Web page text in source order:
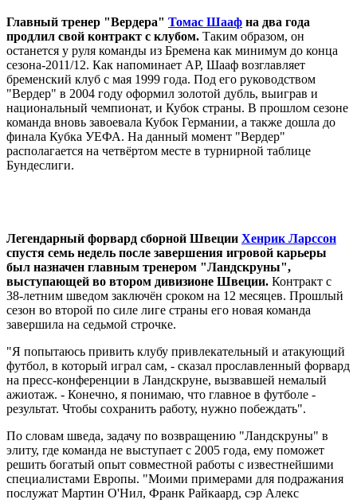
Главный тренер "Вердера" Томас Шааф на два года
продлил свой контракт с клубом. Таким образом, он
останется у руля команды из Бремена как минимум до конца
сезона-2011/12. Как напоминает АР, Шааф возглавляет
бременский клуб с мая 1999 года. Под его руководством
"Вердер" в 2004 году оформил золотой дубль, выиграв и
национальный чемпионат, и Кубок страны. В прошлом сезоне
команда вновь завоевала Кубок Германии, а также дошла до
финала Кубка УЕФА. На данный момент "Вердер"
располагается на четвёртом месте в турнирной таблице
Бундеслиги.
Легендарный форвард сборной Швеции Хенрик Ларссон
спустя семь недель после завершения игровой карьеры
был назначен главным тренером "Ландскруны",
выступающей во втором дивизионе Швеции. Контракт с
38-летним шведом заключён сроком на 12 месяцев. Прошлый
сезон во второй по силе лиге страны его новая команда
завершила на седьмой строчке.
"Я попытаюсь привить клубу привлекательный и атакующий
футбол, в который играл сам, - сказал прославленный форвард
на пресс-конференции в Ландскруне, вызвавшей немалый
ажиотаж. - Конечно, я понимаю, что главное в футболе -
результат. Чтобы сохранить работу, нужно побеждать".
По словам шведа, задачу по возвращению "Ландскруны" в
элиту, где команда не выступает с 2005 года, ему поможет
решить богатый опыт совместной работы с известнейшими
специалистами Европы. "Моими примерами для подражания
послужат Мартин О'Нил, Франк Райкаард, сэр Алекс